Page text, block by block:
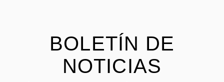
BOLETÍN DE
NOTICIAS